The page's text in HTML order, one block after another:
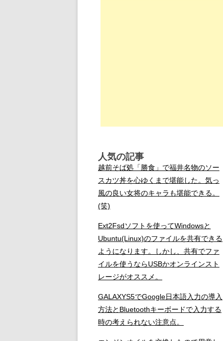
人気の記事
越前そば処「勝食」で福井名物のソー
スカツ丼を心ゆくまで堪能した。気っ
風の良い女将のキャラも堪能できる。
(笑)
Ext2Fsdソフトを使ってWindowsと
Ubuntu(Linux)のファイルを共有できる
ようになります。しかし、共有でファ
イルを使うならUSBかオンラインスト
レージがオススメ。
GALAXYS5でGoogle日本語入力の導入
方法とBluetoothキーボードで入力する
時の考えられない注意点。